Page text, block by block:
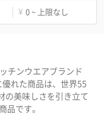
¥ 0 ~ 上限なし
チンウエアブランド
れた商品は、世界55
の美味しさを引き立て
品です。